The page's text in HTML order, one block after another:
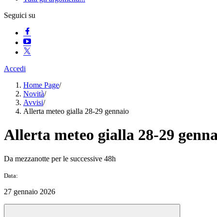
Seguici su
Accedi
Home Page/
Novità/
Avvisi/
Allerta meteo gialla 28-29 gennaio
Allerta meteo gialla 28-29
Da mezzanotte per le successive 48h
Data:
27 gennaio 2026